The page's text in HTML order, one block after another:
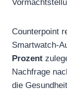
Counterpoint
Smartwatch-
Prozent
Nachfrage
die